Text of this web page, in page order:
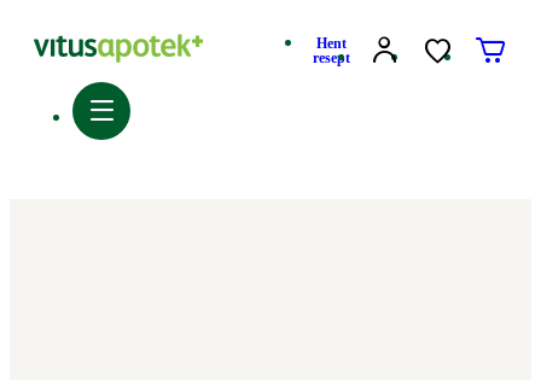
Hent
resept